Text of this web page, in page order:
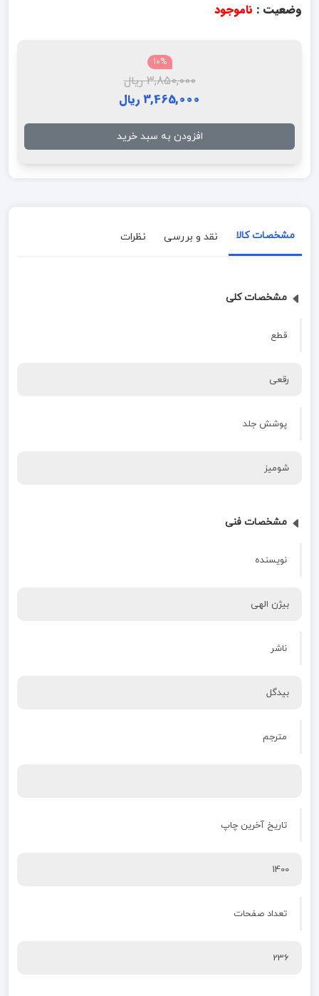
وضعیت : ناموجود
10%
3,850,000 ریال
3,465,000 ریال
افزودن به سبد خرید
مشخصات کالا نقد و بررسی نظرات
مشخصات کلی
قطع
رقعی
پوشش جلد
شومیز
مشخصات فنی
نویسنده
بیژن الهی
ناشر
بیدگل
مترجم
تاریخ آخرین چاپ
1400
تعداد صفحات
236